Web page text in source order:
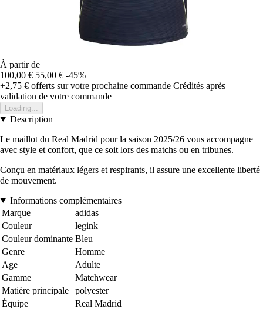
À partir de
100,00 € 55,00 € -45%
+2,75 € offerts sur votre prochaine commande Crédités après
validation de votre commande
Loading...
Description
Le maillot du Real Madrid pour la saison 2025/26 vous accompagne
avec style et confort, que ce soit lors des matchs ou en tribunes.
Conçu en matériaux légers et respirants, il assure une excellente liberté
de mouvement.
Informations complémentaires
Marque
adidas
Couleur
legink
Couleur dominante Bleu
Genre
Homme
Age
Adulte
Gamme
Matchwear
Matière principale
polyester
Équipe
Real Madrid